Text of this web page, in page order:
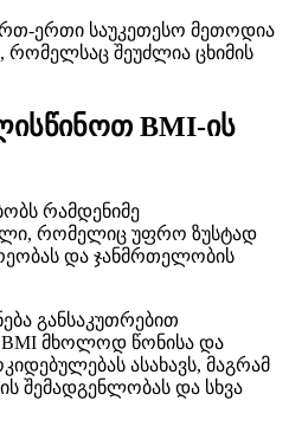
ერთი საუკეთესო მეთოდია
, რომელსაც შეუძლია ცხიმის
BMI-ის
რამდენიმე
რომელიც უფრო ზუსტად
და ჯანმრთელობის
განსაკუთრებით
BMI მხოლოდ წონისა და
ასახავს, მაგრამ
შემადგენლობას და სხვა